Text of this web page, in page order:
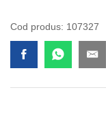
Cod produs: 107327